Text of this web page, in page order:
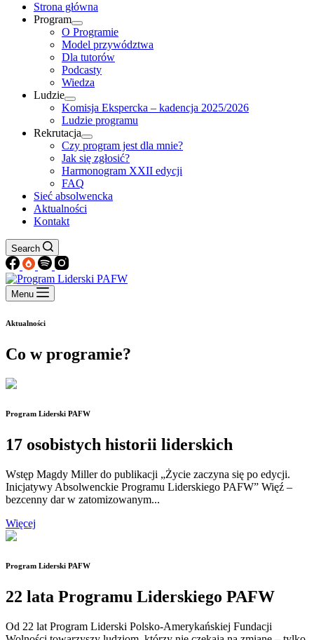
Strona główna
Program
O Programie
Model przywództwa
Dla tutorów
Podcasty
Wiedza
Ludzie
Komisja Ekspercka – kadencja 2025/2026
Ludzie programu
Rekrutacja
Czy program jest dla mnie?
Jak się zgłosić?
Harmonogram XXII edycji
FAQ
Sieć absolwencka
Aktualności
Kontakt
Search
Menu
Aktualności
Co w programie?
Program Liderski PAFW
17 osobistych historii liderskich
Wstęp Magdy Miller do publikacji „Życie zaczyna się po edycji.
Inicjatywy Absolwenckie Programu Liderskiego PAFW” Więź –
bezcenny dar w zatomizowanym...
Więcej
Program Liderski PAFW
22 lata Programu Liderskiego PAFW
Od 22 lat Program Liderski Polsko-Amerykańskiej Fundacji